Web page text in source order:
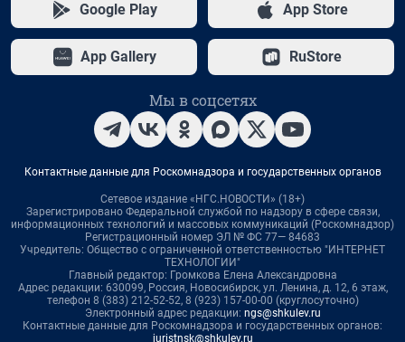
Google Play App Store
App Gallery RuStore
Мы в соцсетях
Контактные данные для Роскомнадзора и государственных органов
Сетевое издание «НГС.НОВОСТИ» (18+)
Зарегистрировано Федеральной службой по надзору в сфере связи,
информационных технологий и массовых коммуникаций (Роскомнадзор)
Регистрационный номер ЭЛ № ФС 77— 84683
Учредитель: Общество с ограниченной ответственностью "ИНТЕРНЕТ
ТЕХНОЛОГИИ"
Главный редактор: Громкова Елена Александровна
Адрес редакции: 630099, Россия, Новосибирск, ул. Ленина, д. 12, 6 этаж,
телефон 8 (383) 212-52-52, 8 (923) 157-00-00 (круглосуточно)
Электронный адрес редакции: ngs@shkulev.ru
Контактные данные для Роскомнадзора и государственных органов:
juristnsk@shkulev.ru